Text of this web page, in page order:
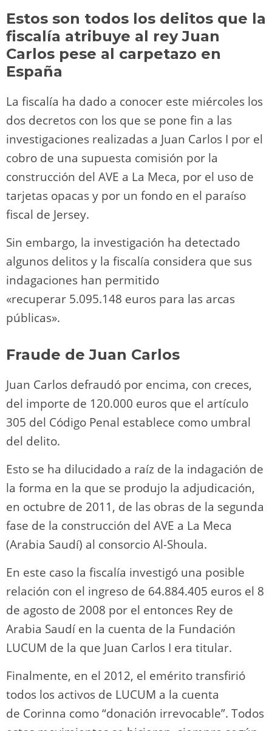
Estos son todos los delitos que la
fiscalía atribuye al rey Juan
Carlos pese al carpetazo en
España
La fiscalía ha dado a conocer este miércoles los
dos decretos con los que se pone fin a las
investigaciones realizadas a Juan Carlos I por el
cobro de una supuesta comisión por la
construcción del AVE a La Meca, por el uso de
tarjetas opacas y por un fondo en el paraíso
fiscal de Jersey.
Sin embargo, la investigación ha detectado
algunos delitos y la fiscalía considera que sus
indagaciones han permitido
«recuperar 5.095.148 euros para las arcas
públicas».
Fraude de Juan Carlos
Juan Carlos defraudó por encima, con creces,
del importe de 120.000 euros que el artículo
305 del Código Penal establece como umbral
del delito.
Esto se ha dilucidado a raíz de la indagación de
la forma en la que se produjo la adjudicación,
en octubre de 2011, de las obras de la segunda
fase de la construcción del AVE a La Meca
(Arabia Saudí) al consorcio Al-Shoula.
En este caso la fiscalía investigó una posible
relación con el ingreso de 64.884.405 euros el 8
de agosto de 2008 por el entonces Rey de
Arabia Saudí en la cuenta de la Fundación
LUCUM de la que Juan Carlos I era titular.
Finalmente, en el 2012, el emérito transfirió
todos los activos de LUCUM a la cuenta
de Corinna como “donación irrevocable”. Todos